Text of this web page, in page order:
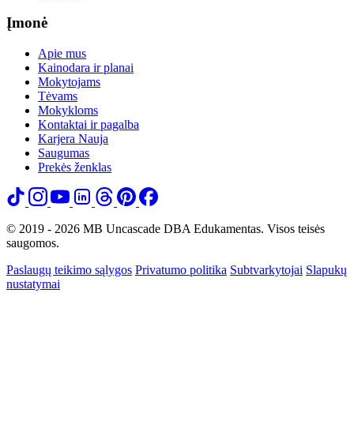
Įmonė
Apie mus
Kainodara ir planai
Mokytojams
Tėvams
Mokykloms
Kontaktai ir pagalba
Karjera Nauja
Saugumas
Prekės ženklas
© 2019 - 2026 MB Uncascade DBA Edukamentas. Visos teisės
saugomos.
Paslaugų teikimo sąlygos Privatumo politika Subtvarkytojai Slapukų
nustatymai